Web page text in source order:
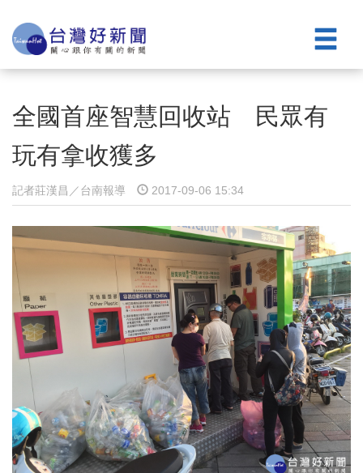
全國首座智慧回收站 民眾有
玩有拿收獲多
記者莊漢昌／台南報導 2017-09-06 15:34